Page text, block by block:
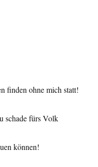
finden ohne mich statt!
schade fürs Volk
können!